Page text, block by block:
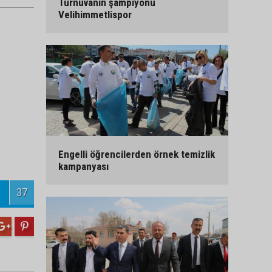
Turnuvanın şampiyonu
Velihimmetlispor
Engelli öğrencilerden örnek temizlik
kampanyası